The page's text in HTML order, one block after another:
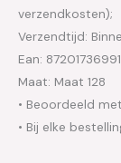
verzendkosten);
Verzendtijd:
Ean:
Maat: Maat 128
• Beoordeeld
• Bij elke